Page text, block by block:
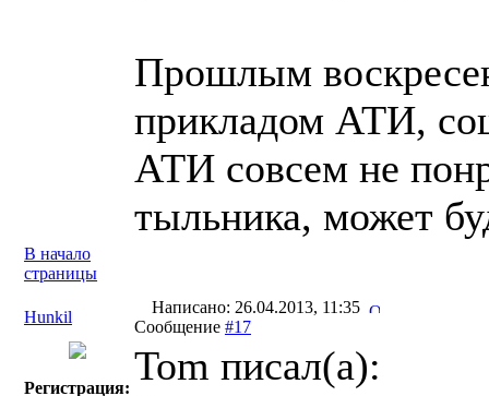
Прошлым
прикладом АТИ,
АТИ совсем не
тыльника, может
В начало
страницы
Hunkil
Написано: 26.04.2013, 11:35
Сообщение #17
Регистрация: Tom писал(a):